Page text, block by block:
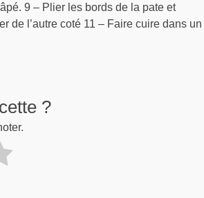
9 – Plier les bords de la pate et
de l’autre coté 11 – Faire cuire dans un
?